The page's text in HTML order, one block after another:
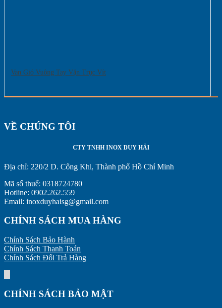
Van Gió Vuông Tay Vặn Trục Vít
VỀ CHÚNG TÔI
CTY TNHH INOX DUY HẢI
Địa chỉ: 220/2 D. Công Khi, Thành phố Hồ Chí Minh
Mã số thuế: 0318724780
Hotline: 0902.262.559
Email: inoxduyhaisg@gmail.com
CHÍNH SÁCH MUA HÀNG
Chính Sách Bảo Hành
Chính Sách Thanh Toán
Chính Sách Đổi Trả Hàng
CHÍNH SÁCH BẢO MẬT